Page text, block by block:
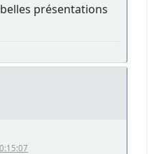
présentations